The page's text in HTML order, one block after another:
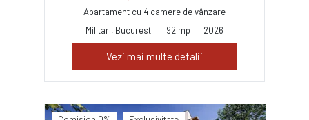
Apartament cu 4 camere de vânzare
Militari, Bucuresti
92 mp 2026
Vezi mai multe detalii